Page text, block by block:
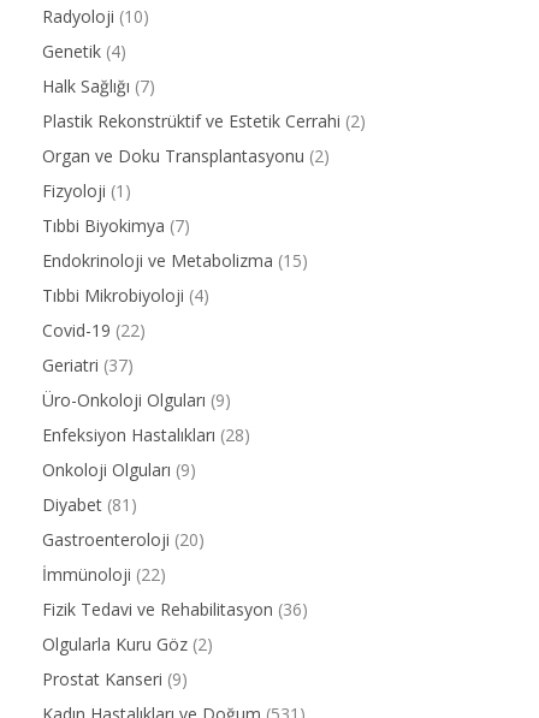
Radyoloji (10)
Genetik (4)
Halk Sağlığı (7)
Plastik Rekonstrüktif ve Estetik Cerrahi (2)
Organ ve Doku Transplantasyonu (2)
Fizyoloji (1)
Tıbbi Biyokimya (7)
Endokrinoloji ve Metabolizma (15)
Tıbbi Mikrobiyoloji (4)
Covid-19 (22)
Geriatri (37)
Üro-Onkoloji Olguları (9)
Enfeksiyon Hastalıkları (28)
Onkoloji Olguları (9)
Diyabet (81)
Gastroenteroloji (20)
İmmünoloji (22)
Fizik Tedavi ve Rehabilitasyon (36)
Olgularla Kuru Göz (2)
Prostat Kanseri (9)